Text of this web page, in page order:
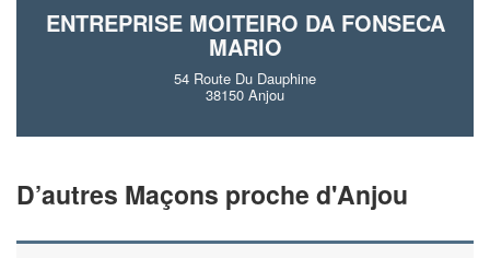
ENTREPRISE MOITEIRO DA FONSECA
MARIO
54 Route Du Dauphine
38150 Anjou
D’autres Maçons proche d'Anjou